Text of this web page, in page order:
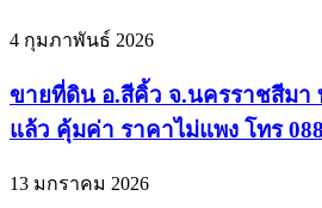
4 กุมภาพันธ์ 2026
ขายที่ดิน อ.สีคิ้ว จ.นครราชสีมา
แล้ว คุ้มค่า ราคาไม่แพง โทร
13 มกราคม 2026